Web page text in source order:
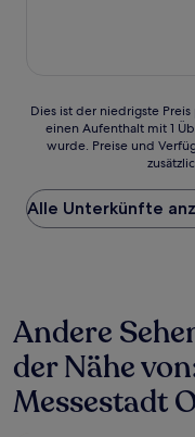
Dies
der
Preis
pro
Nacht,
24 Stunden
für
einen
mit
Dies ist der niedrigste
einen Aufenthalt mit 1
wurde. Preise und
Alle Unterkünfte
Andere
der Nähe
Messestadt